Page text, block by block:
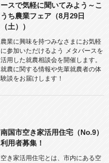
ースで気軽に聞いてみよう～こ
うち農業フェア（8月29日
（土））
農業に興味を持つみなさまにお気軽
に参加いただけるよう メタバースを
活用した就農相談会を開催します。
就農に関する情報や先輩就農者の体
験談をお届けします！
南国市空き家活用住宅（No.9）
利用者募集！
空き家活用住宅とは、市内にある空